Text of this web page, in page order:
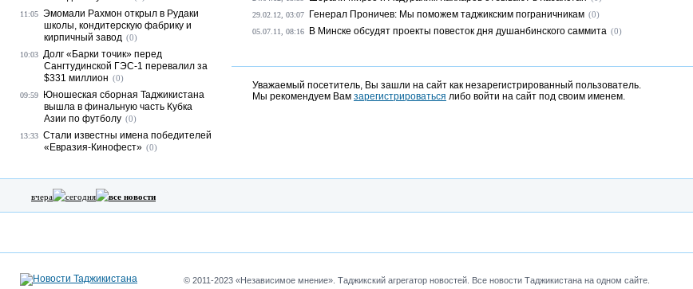
29.02.12, 03:07 Генерал Проничев: Мы поможем таджикским пограничникам (0)
05.07.11, 08:16 В Минске обсудят проекты повесток дня душанбинского саммита (0)
Уважаемый посетитель, Вы зашли на сайт как незарегистрированный пользователь.
Мы рекомендуем Вам зарегистрироваться либо войти на сайт под своим именем.
11:05 Эмомали Рахмон открыл в Рудаки
школы, кондитерскую фабрику и
кирпичный завод (0)
10:03 Долг «Барки точик» перед
Сангтудинской ГЭС-1 перевалил за
$331 миллион (0)
09:59
Юношеская сборная Таджикистана
вышла в финальную часть Кубка
Азии по футболу (0)
13:33 Стали известны имена победителей
«Евразия-Кинофест» (0)
вчера сегодня все новости
© 2011-2023 «Независимое мнение». Таджикский агрегатор новостей. Все новости Таджикистана на одном сайте.